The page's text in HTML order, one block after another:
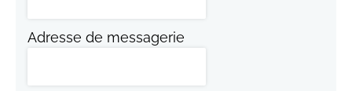
Adresse de messagerie